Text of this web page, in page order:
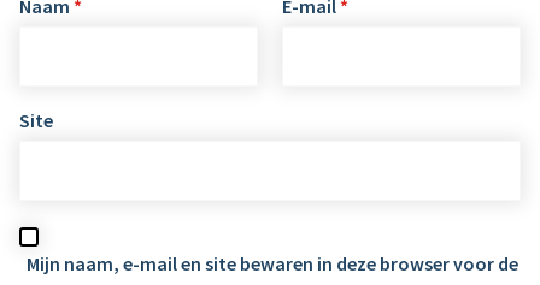
Naam * E-mail *
Site
Mijn naam, e-mail en site bewaren in deze browser voor de